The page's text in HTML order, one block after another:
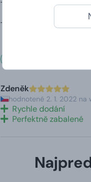
Tractor. To zaručuje
Tieto chipsy tvorí
Zdeněk
hodnotené 2. 1. 2022 na
Rychle dodání
Perfektně zabalené